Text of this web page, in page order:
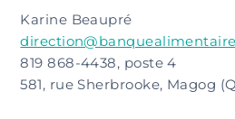
Karine Beaupré
819 868-4438, poste 4
581, rue Sherbrooke, Magog